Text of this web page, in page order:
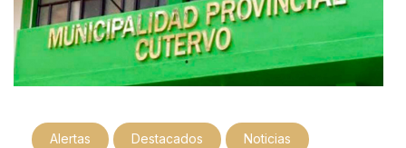
Alertas Destacados Noticias